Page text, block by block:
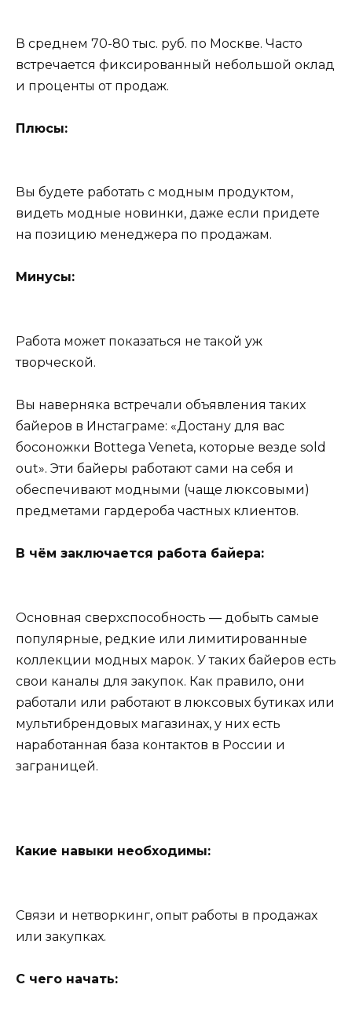
В среднем 70-80 тыс. руб. по Москве. Часто
встречается фиксированный небольшой оклад
и проценты от продаж.
Плюсы:
Вы будете работать с модным продуктом,
видеть модные новинки, даже если придете
на позицию менеджера по продажам.
Минусы:
Работа может показаться не такой уж
творческой.
Вы наверняка встречали объявления таких
байеров в Инстаграме: «Достану для вас
босоножки Bottega Veneta, которые везде sold
out». Эти байеры работают сами на себя и
обеспечивают модными (чаще люксовыми)
предметами гардероба частных клиентов.
В чём заключается работа байера:
Основная сверхспособность — добыть самые
популярные, редкие или лимитированные
коллекции модных марок. У таких байеров есть
свои каналы для закупок. Как правило, они
работали или работают в люксовых бутиках или
мультибрендовых магазинах, у них есть
наработанная база контактов в России и
заграницей.
Какие навыки необходимы:
Связи и нетворкинг, опыт работы в продажах
или закупках.
С чего начать: